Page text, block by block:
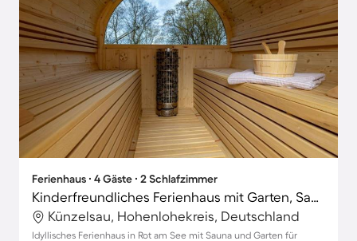
Ferienhaus ∙ 4 Gäste ∙ 2 Schlafzimmer
Kinderfreundliches Ferienhaus mit Garten, Sauna und Terrasse | Perfekt für die Arbeit von Zuhause | Haustierfreundlich
Künzelsau, Hohenlohekreis, Deutschland
Idyllisches Ferienhaus in Rot am See mit Sauna und Garten für